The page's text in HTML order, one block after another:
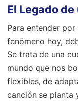
El Legado
Para entender
fenómeno hoy,
Se trata de una
mundo que nos
flexibles, de
canción se planta